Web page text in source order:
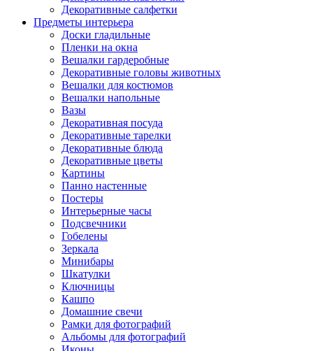
Декоративные салфетки
Предметы интерьера
Доски гладильные
Пленки на окна
Вешалки гардеробные
Декоративные головы животных
Вешалки для костюмов
Вешалки напольные
Вазы
Декоративная посуда
Декоративные тарелки
Декоративные блюда
Декоративные цветы
Картины
Панно настенные
Постеры
Интерьерные часы
Подсвечники
Гобелены
Зеркала
Минибары
Шкатулки
Ключницы
Кашпо
Домашние свечи
Рамки для фотографий
Альбомы для фотографий